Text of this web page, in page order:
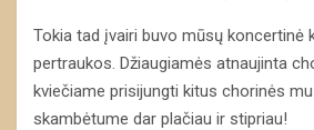
Tokia tad įvairi buvo mūsų koncertinė
pertraukos. Džiaugiamės atnaujinta
kviečiame prisijungti kitus chorinės
skambėtume dar plačiau ir stipriau!